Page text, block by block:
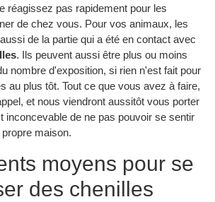
réagissez pas rapidement pour les
de chez vous. Pour vos animaux, les
de la partie qui a été en contact avec
. Ils peuvent aussi être plus ou moins
nombre d'exposition, si rien n'est fait pour
au plus tôt. Tout ce que vous avez à faire,
et nous viendront aussitôt vous porter
inconcevable de ne pas pouvoir se sentir
maison.
moyens pour se
des chenilles